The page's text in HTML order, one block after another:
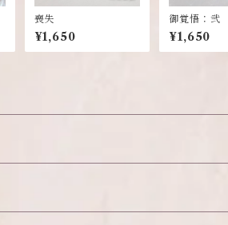
喪失
¥1,650
御覚悟：弐
¥1,650